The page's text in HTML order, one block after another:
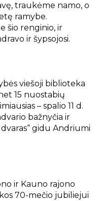
traukėme namo, o
ramybe.
šio renginio, ir
ir šypsojosi.
viešoji biblioteka
15 nuostabių
– spalio 11 d.
bažnyčia ir
gidu Andriumi
ir Kauno rajono
70-mečio jubiliejui